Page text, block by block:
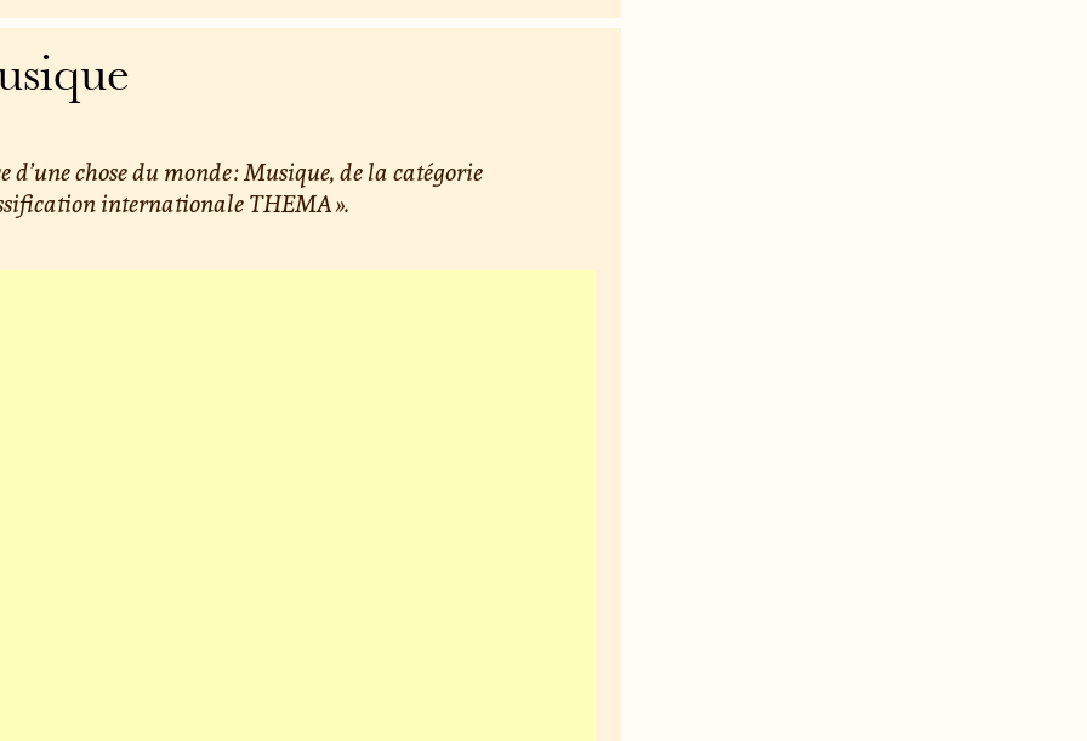
d’une chose du monde : Musique, de la catégorie
internationale THEMA ».